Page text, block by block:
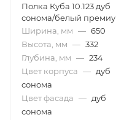
Полка Куба 10.123 дуб
сонома/белый
Ширина, мм — 650
Высота, мм — 332
Глубина, мм — 234
Цвет корпуса — дуб
сонома
Цвет фасада — дуб
сонома